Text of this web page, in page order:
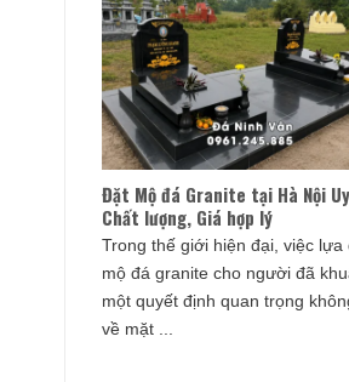
Đặt Mộ đá Granite tại Hà Nội
Chất lượng, Giá hợp lý
Trong thế giới hiện đại, việc lựa
mộ đá granite cho người đã
một quyết định quan trọng
về mặt ...